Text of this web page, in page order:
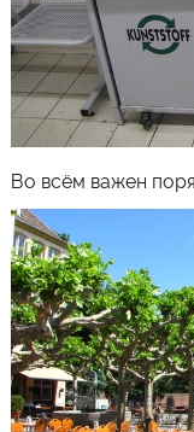
Во всём важен